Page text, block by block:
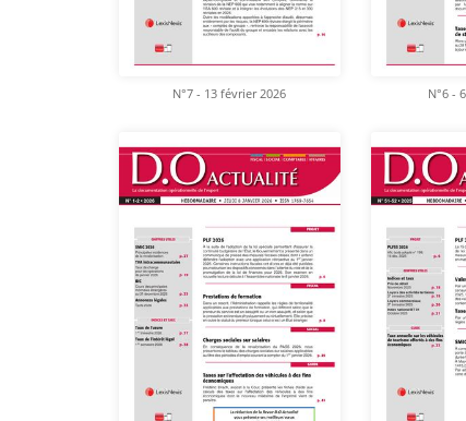
N°7 - 13 février 2026 N°6 -